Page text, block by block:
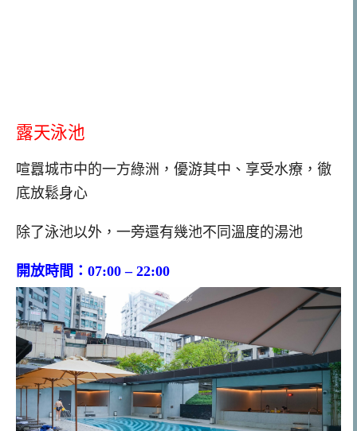
露天泳池
喧囂城市中的一方綠洲，優游其中、享受水療，徹
底放鬆身心
除了泳池以外，一旁還有幾池不同溫度的湯池
開放時間：07:00 – 22:00